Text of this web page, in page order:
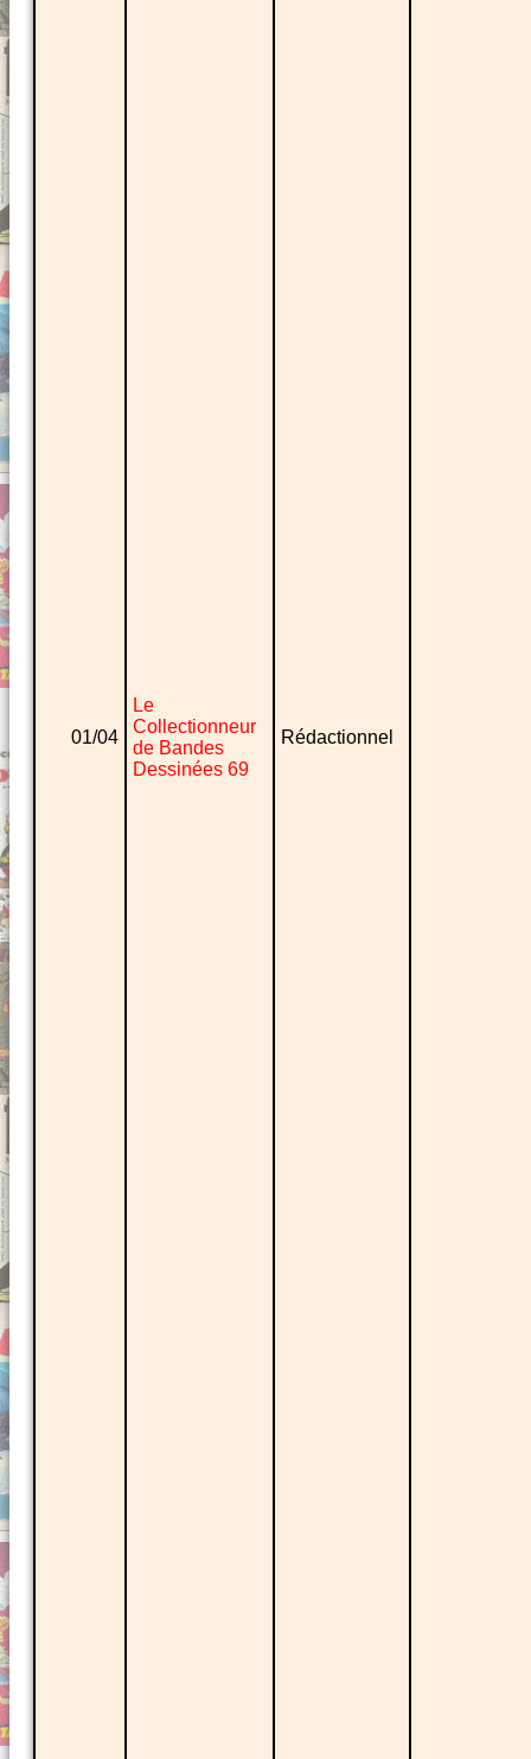
01/04
Le
Collectionneur
de Bandes
Dessinées 69
Rédactionnel